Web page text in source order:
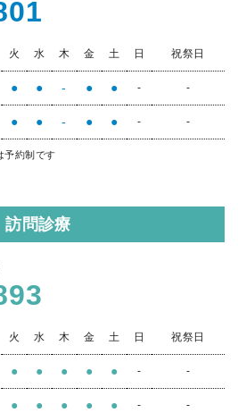
火 水 木 金 土 日 祝祭日
● ● - ● ● - -
● ● - ● ● - -
予約制です
訪問診療
火 水 木 金 土 日 祝祭日
● ● ● ● ● - -
● ● ● ● ● - -